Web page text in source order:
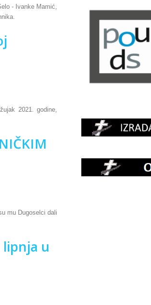
- Ivanke Mamić,
2021. godine,
mu Dugoselci dali
lipnja u